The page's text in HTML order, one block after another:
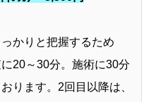
かりと把握するため
20～30分。施術に30分
ります。2回目以降は、